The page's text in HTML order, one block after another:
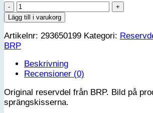
Oetiker
Gear
Clamp
mängd
Lägg till i varukorg
Artikelnr: 293650199 Kategori:
BRP
Beskrivning
Recensioner (0)
Original reservdel från BRP. Bild på
sprängskisserna.